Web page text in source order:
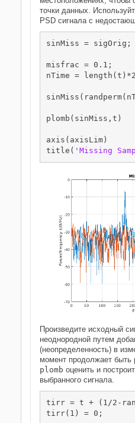
точки данных.
PSD сигнала с
sinMiss = sigOrig;
misfrac = 0.1;
nTime =
plomb(sinMiss,t)
axis(axisLim)
title( 'Missing
Произведите исходный
неоднородной путем
(неопределенность) в
момент продолжает
plomb оценить и
выбранного сигнала.
tirr = t + (1/2-
tirr(1) = 0;